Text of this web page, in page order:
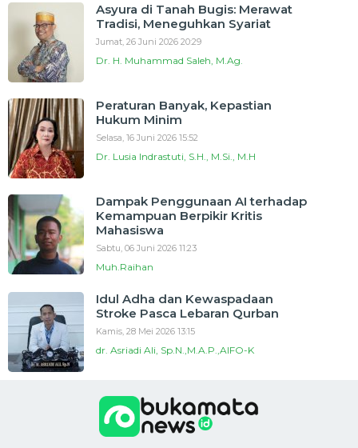
Asyura di Tanah Bugis: Merawat
Tradisi, Meneguhkan Syariat
Jumat, 26 Juni 2026 20:29
Dr. H. Muhammad Saleh, M.Ag.
Peraturan Banyak, Kepastian
Hukum Minim
Selasa, 16 Juni 2026 15:52
Dr. Lusia Indrastuti, S.H., M.Si., M.H
Dampak Penggunaan AI terhadap
Kemampuan Berpikir Kritis
Mahasiswa
Sabtu, 06 Juni 2026 11:23
Muh.Raihan
Idul Adha dan Kewaspadaan
Stroke Pasca Lebaran Qurban
Kamis, 28 Mei 2026 13:15
dr. Asriadi Ali, Sp.N.,M.A.P.,AIFO-K